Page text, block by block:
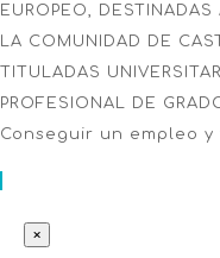
EUROPEO,
LA COMUNIDAD DE
TITULADAS
PROFESIONAL DE
Conseguir un empleo
×